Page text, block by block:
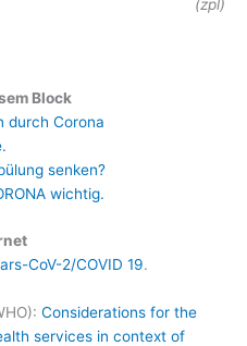
(zpl)
Block
durch Corona
senken?
wichtig.
CoV-2/COVID 19.
Considerations for the
services in context of